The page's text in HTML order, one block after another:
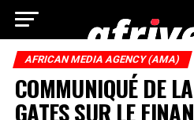
AFRICAN MEDIA AGENCY (AMA)
COMMUNIQUÉ DE
GATES SUR LE